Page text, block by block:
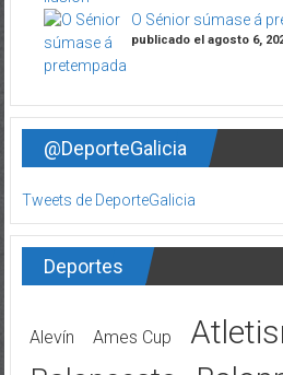
O Sénior súmase á
publicado el agosto 6,
@DeporteGalicia
Tweets de DeporteGalicia
Deportes
Alevín Ames Cup